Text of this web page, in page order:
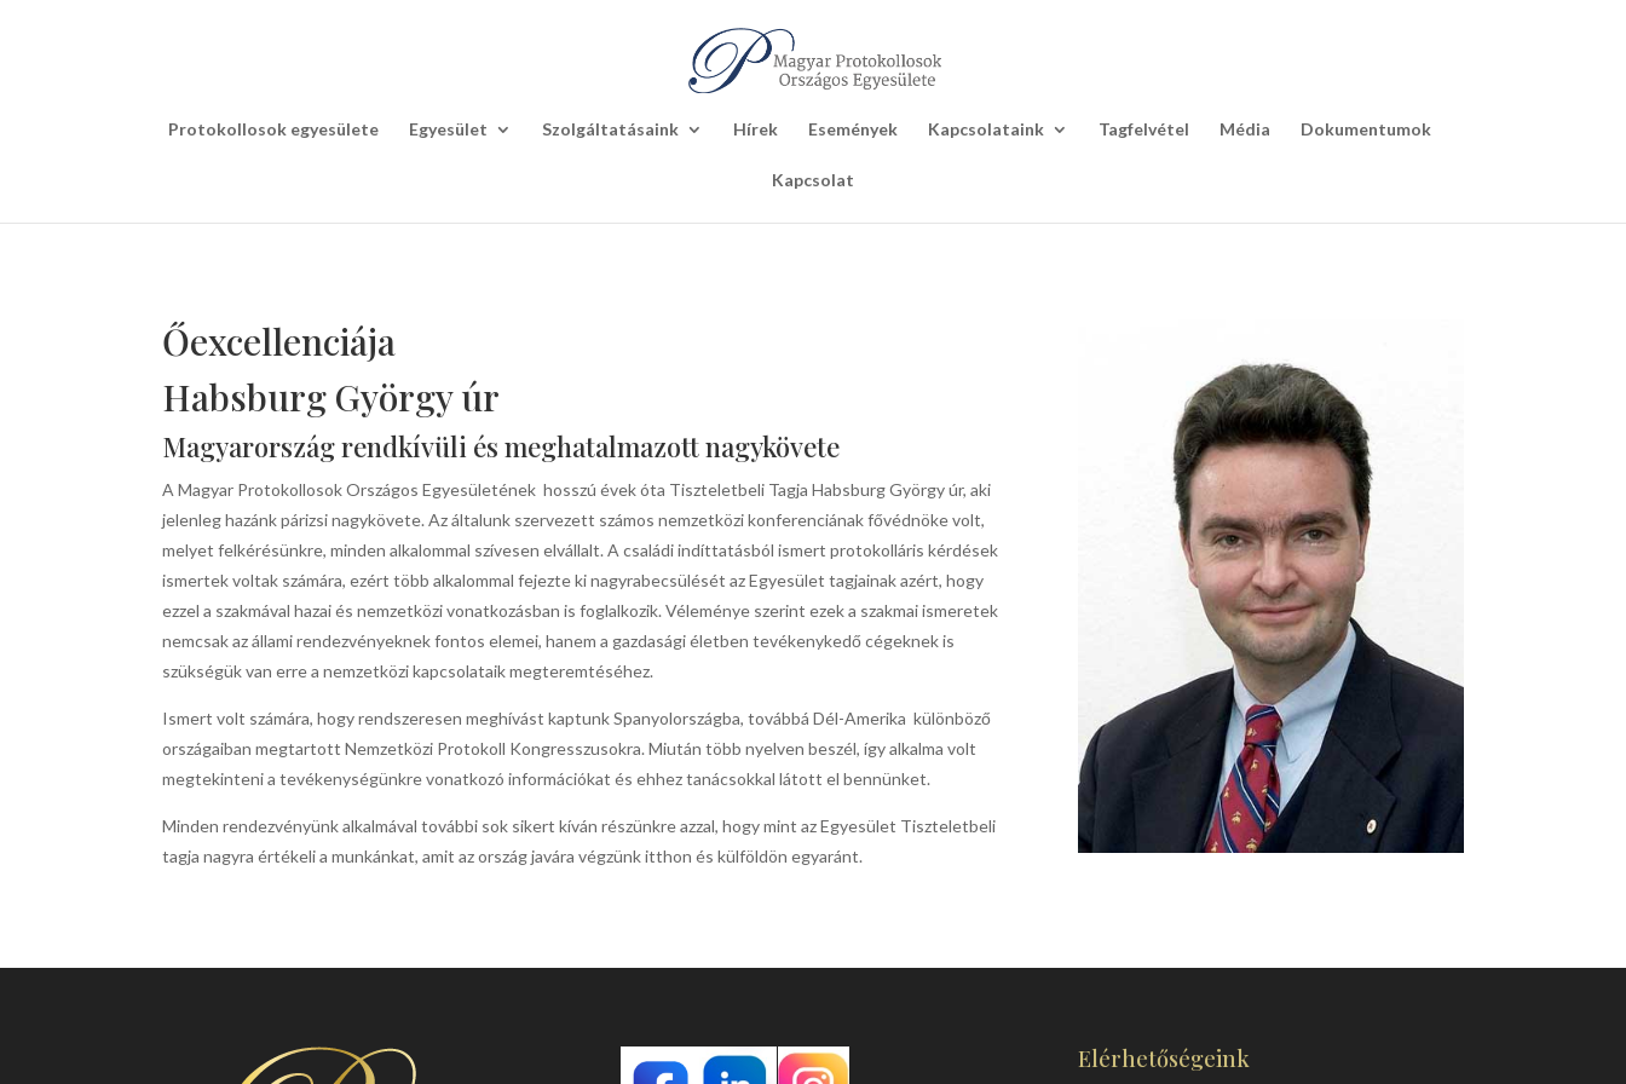
Protokollosok egyesülete Egyesület Szolgáltatásaink Hírek Események Kapcsolataink Tagfelvétel Média Dokumentumok
Kapcsolat
Őexcellenciája
Habsburg György úr
Magyarország rendkívüli és meghatalmazott nagykövete
A Magyar Protokollosok Országos Egyesületének hosszú évek óta Tiszteletbeli Tagja Habsburg György úr, aki
jelenleg hazánk párizsi nagykövete. Az általunk szervezett számos nemzetközi konferenciának fővédnöke volt,
melyet felkérésünkre, minden alkalommal szívesen elvállalt. A családi indíttatásból ismert protokolláris kérdések
ismertek voltak számára, ezért több alkalommal fejezte ki nagyrabecsülését az Egyesület tagjainak azért, hogy
ezzel a szakmával hazai és nemzetközi vonatkozásban is foglalkozik. Véleménye szerint ezek a szakmai ismeretek
nemcsak az állami rendezvényeknek fontos elemei, hanem a gazdasági életben tevékenykedő cégeknek is
szükségük van erre a nemzetközi kapcsolataik megteremtéséhez.
Ismert volt számára, hogy rendszeresen meghívást kaptunk Spanyolországba, továbbá Dél-Amerika különböző
országaiban megtartott Nemzetközi Protokoll Kongresszusokra. Miután több nyelven beszél, így alkalma volt
megtekinteni a tevékenységünkre vonatkozó információkat és ehhez tanácsokkal látott el bennünket.
Minden rendezvényünk alkalmával további sok sikert kíván részünkre azzal, hogy mint az Egyesület Tiszteletbeli
tagja nagyra értékeli a munkánkat, amit az ország javára végzünk itthon és külföldön egyaránt.
Elérhetőségeink